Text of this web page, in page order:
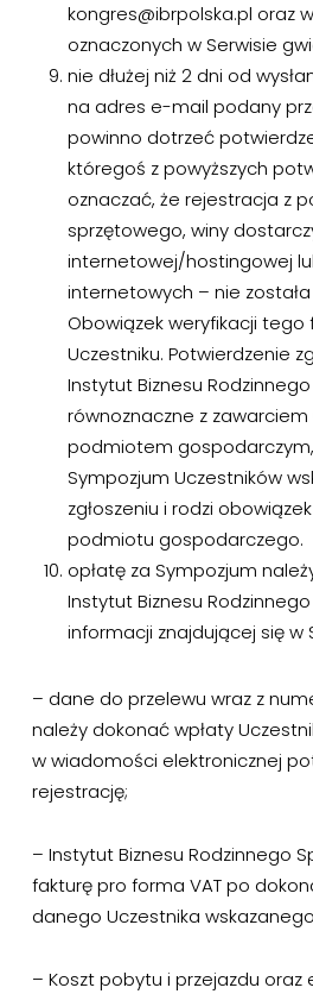
kongres@ibrpolska.pl oraz
oznaczonych w Serwisie
nie dłużej niż 2 dni od
na adres e-mail podany
powinno dotrzeć
któregoś z powyższych
oznaczać, że rejestracja z
sprzętowego, winy
internetowej/hostingowej
internetowych – nie
Obowiązek weryfikacji
Uczestniku. Potwierdzenie
Instytut Biznesu
równoznaczne z
podmiotem gospodarczym,
Sympozjum Uczestników
zgłoszeniu i rodzi
podmiotu gospodarczego.
opłatę za Sympozjum
Instytut Biznesu Rodzinnego
informacji znajdującej się w
– dane do przelewu wraz z
należy dokonać wpłaty
w wiadomości elektronicznej
rejestrację;
– Instytut Biznesu Rodzinnego
fakturę pro forma VAT po
danego Uczestnika
– Koszt pobytu i przejazdu